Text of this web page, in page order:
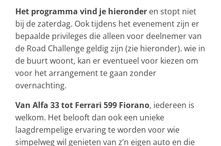
Het programma vind je hieronder en stopt niet
bij de zaterdag. Ook tijdens het evenement zijn er
bepaalde privileges die alleen voor deelnemer van
de Road Challenge geldig zijn (zie hieronder). wie in
de buurt woont, kan er eventueel voor kiezen om
voor het arrangement te gaan zonder
overnachting.
Van Alfa 33 tot Ferrari 599 Fiorano, iedereen is
welkom. Het belooft dan ook een unieke
laagdrempelige ervaring te worden voor wie
simpelweg wil genieten van z’n eigen auto en die